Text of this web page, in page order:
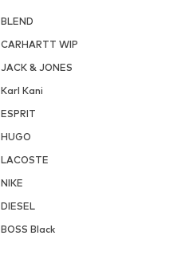
BLEND
CARHARTT WIP
JACK & JONES
Karl Kani
ESPRIT
HUGO
LACOSTE
NIKE
DIESEL
BOSS Black